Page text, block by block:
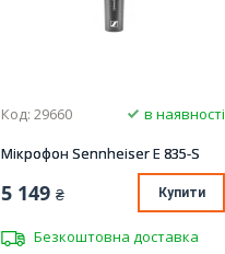
Код: 29660
в наявності
Мікрофон Sennheiser E 835-S
5 149 ₴ Купити
Безкоштовна доставка